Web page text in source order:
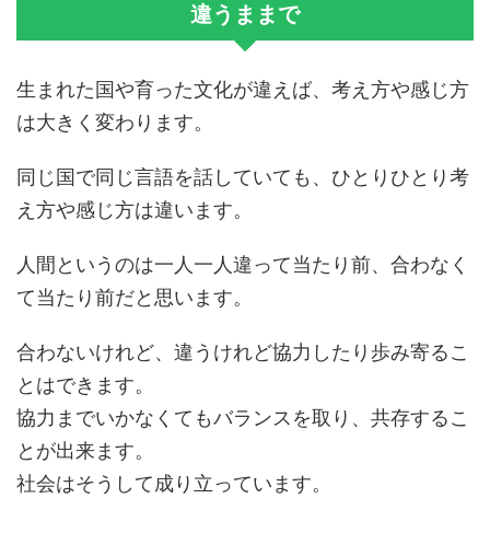
違うままで
生まれた国や育った文化が違えば、考え方や感じ方
は大きく変わります。
同じ国で同じ言語を話していても、ひとりひとり考
え方や感じ方は違います。
人間というのは一人一人違って当たり前、合わなく
て当たり前だと思います。
合わないけれど、違うけれど協力したり歩み寄るこ
とはできます。
協力までいかなくてもバランスを取り、共存するこ
とが出来ます。
社会はそうして成り立っています。